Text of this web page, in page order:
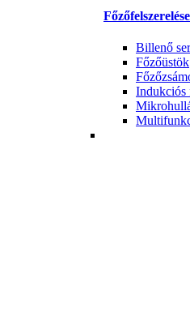
Billenő
Főzőüstök
Indukciós